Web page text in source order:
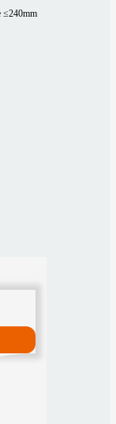
≤240mm